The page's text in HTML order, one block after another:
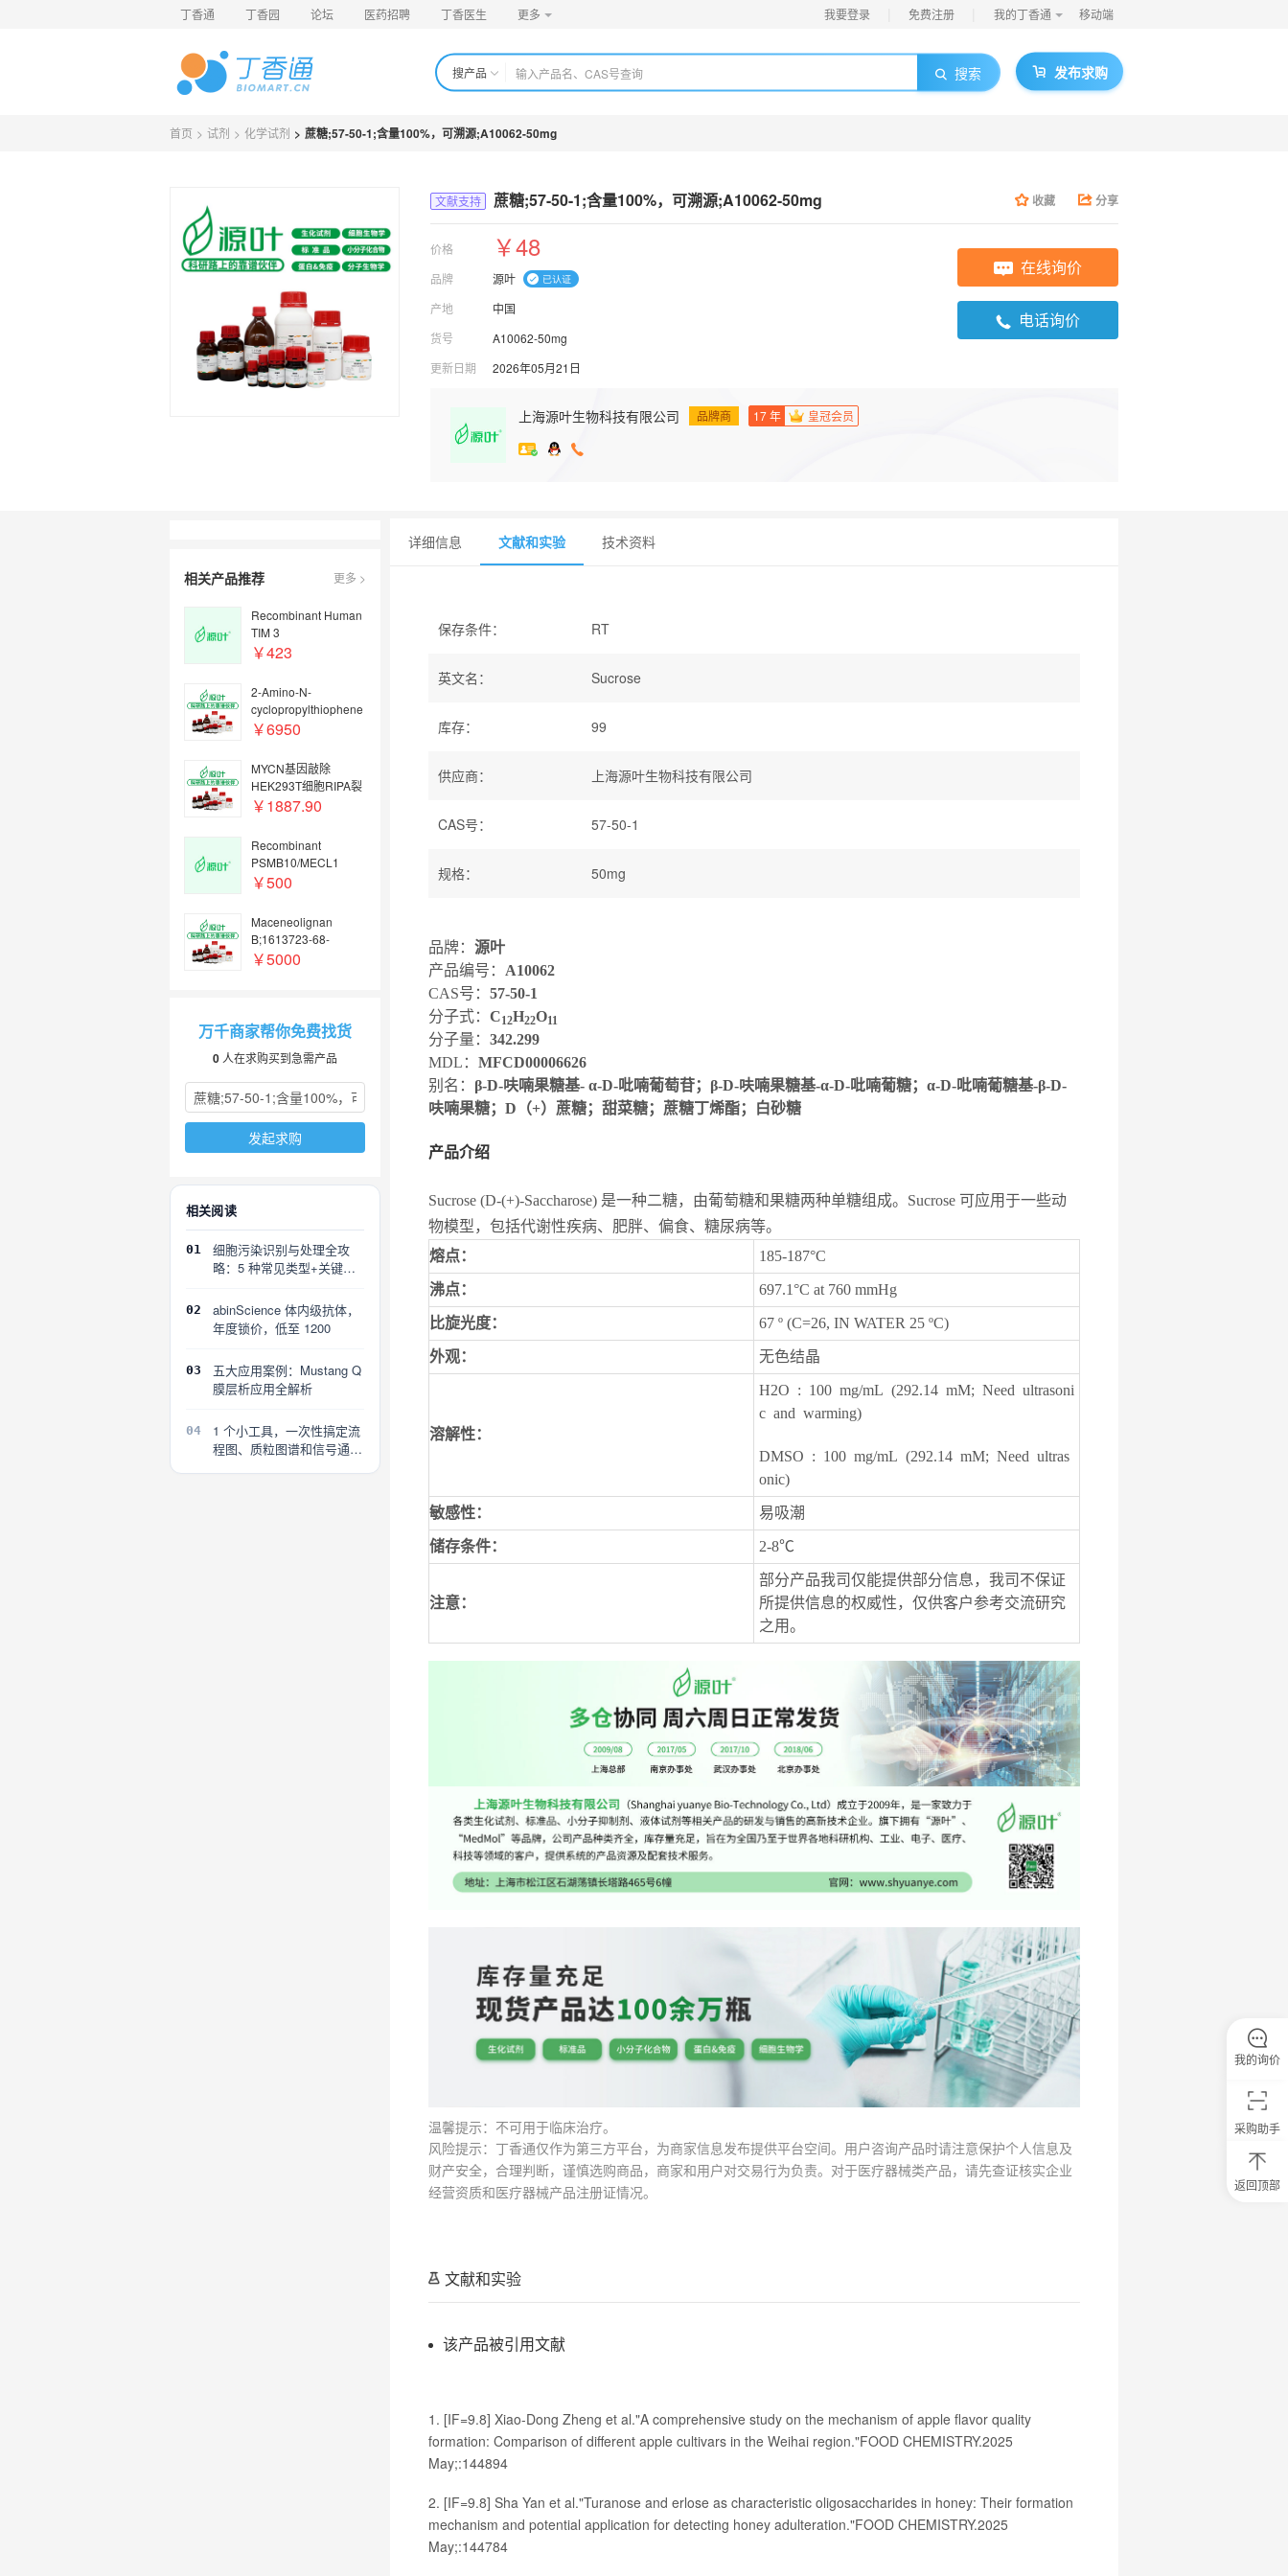
丁香通 丁香园 论坛 医药招聘 丁香医生 更多 我要登录 免费注册 我的丁香通 移动端
搜产品 搜索 发布求购
首页 > 试剂 > 化学试剂 > 蔗糖;57-50-1;含量100%，可溯源;A10062-50mg
文献支持 蔗糖;57-50-1;含量100%，可溯源;A10062-50mg 收藏 分享
价格 ￥48
品牌
源叶
产地
中国
货号
A10062-50mg
更新日期
2026年05月21日
在线询价
电话询价
上海源叶生物科技有限公司 品牌商 17年 皇冠会员
相关产品推荐 更多 >
Recombinant Human
TIM 3
Protein;ActiBioPure™
Azide Free, ≥95%
(SDS-PAGE);K20402-
10μg
￥423
2-Amino-N-
cyclopropylthiophene
-3-
44-6;Y66544-1g
￥6950
MYCN基因敲除
HEK293T细胞RIPA裂
解液;K36624-100μg
￥1887.90
Recombinant
PSMB10/MECL1
Antibody;ExactAb™,
￥500
Maceneolignan
B;1613723-68-
4;HPLC≥98%;B2328
￥5000
万千商家帮你免费找货
0 人在求购买到急需产品
发起求购
相关阅读
01
细胞污染识别与处理全攻
略：5 种常见类型+关键误
02
abinScience 体内级抗体，
年度锁价，低至 1200
03
五大应用案例：Mustang Q
膜层析应用全解析
04
1 个小工具，一次性搞定流
程图、质粒图谱和信号通路
详细信息 文献和实验 技术资料
保存条件： RT
英文名 ： Sucrose
库存： 99
供应商： 上海源叶生物科技有限公司
CAS号： 57-50-1
规格： 50mg
品牌： 源叶
产品编号： A10062
CAS号： 57-50-1
分子式： C12H22O11
分子量： 342.299
MDL： MFCD00006626
别名： β-D-呋喃果糖基- α-D-吡喃葡萄苷；β-D-呋喃果糖基-α-D-吡喃葡糖；α-D-吡喃葡糖基-β-D-
呋喃果糖；D（+）蔗糖；甜菜糖；蔗糖丁烯酯；白砂糖
产品介绍
Sucrose (D-(+)-Saccharose) 是一种二糖，由葡萄糖和果糖两种单糖组成。Sucrose 可应用于一些动
物模型，包括代谢性疾病、肥胖、偏食、糖尿病等。
熔点：
185-187°C
沸点： 697.1°C at 760 mmHg
比旋光度： 67 º (C=26, IN WATER 25 ºC)
外观： 无色结晶
溶解性：
H2O  :  100  mg/mL  (292.14  mM;  Need  ultrasoni
c  and  warming)
DMSO  :  100  mg/mL  (292.14  mM;  Need  ultras
onic)
敏感性： 易吸潮
储存条件： 2-8℃
注意：
部分产品我司仅能提供部分信息，我司不保证
所提供信息的权威性，仅供客户参考交流研究
之用。
温馨提示：不可用于临床治疗。
风险提示：丁香通仅作为第三方平台，为商家信息发布提供平台空间。用户咨询产品时请注意保护个人信息及
财产安全，合理判断，谨慎选购商品，商家和用户对交易行为负责。对于医疗器械类产品，请先查证核实企业
经营资质和医疗器械产品注册证情况。
文献和实验
该产品被引用文献
1. [IF=9.8] Xiao-Dong Zheng et al."A comprehensive study on the mechanism of apple flavor quality
formation: Comparison of different apple cultivars in the Weihai region."FOOD CHEMISTRY.2025
May;:144894
2. [IF=9.8] Sha Yan et al."Turanose and erlose as characteristic oligosaccharides in honey: Their formation
mechanism and potential application for detecting honey adulteration."FOOD CHEMISTRY.2025
May;:144784
采购助手
返回顶部
我的询价